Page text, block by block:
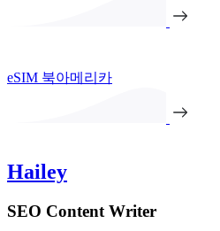
eSIM 북아메리카
Hailey
SEO Content Writer